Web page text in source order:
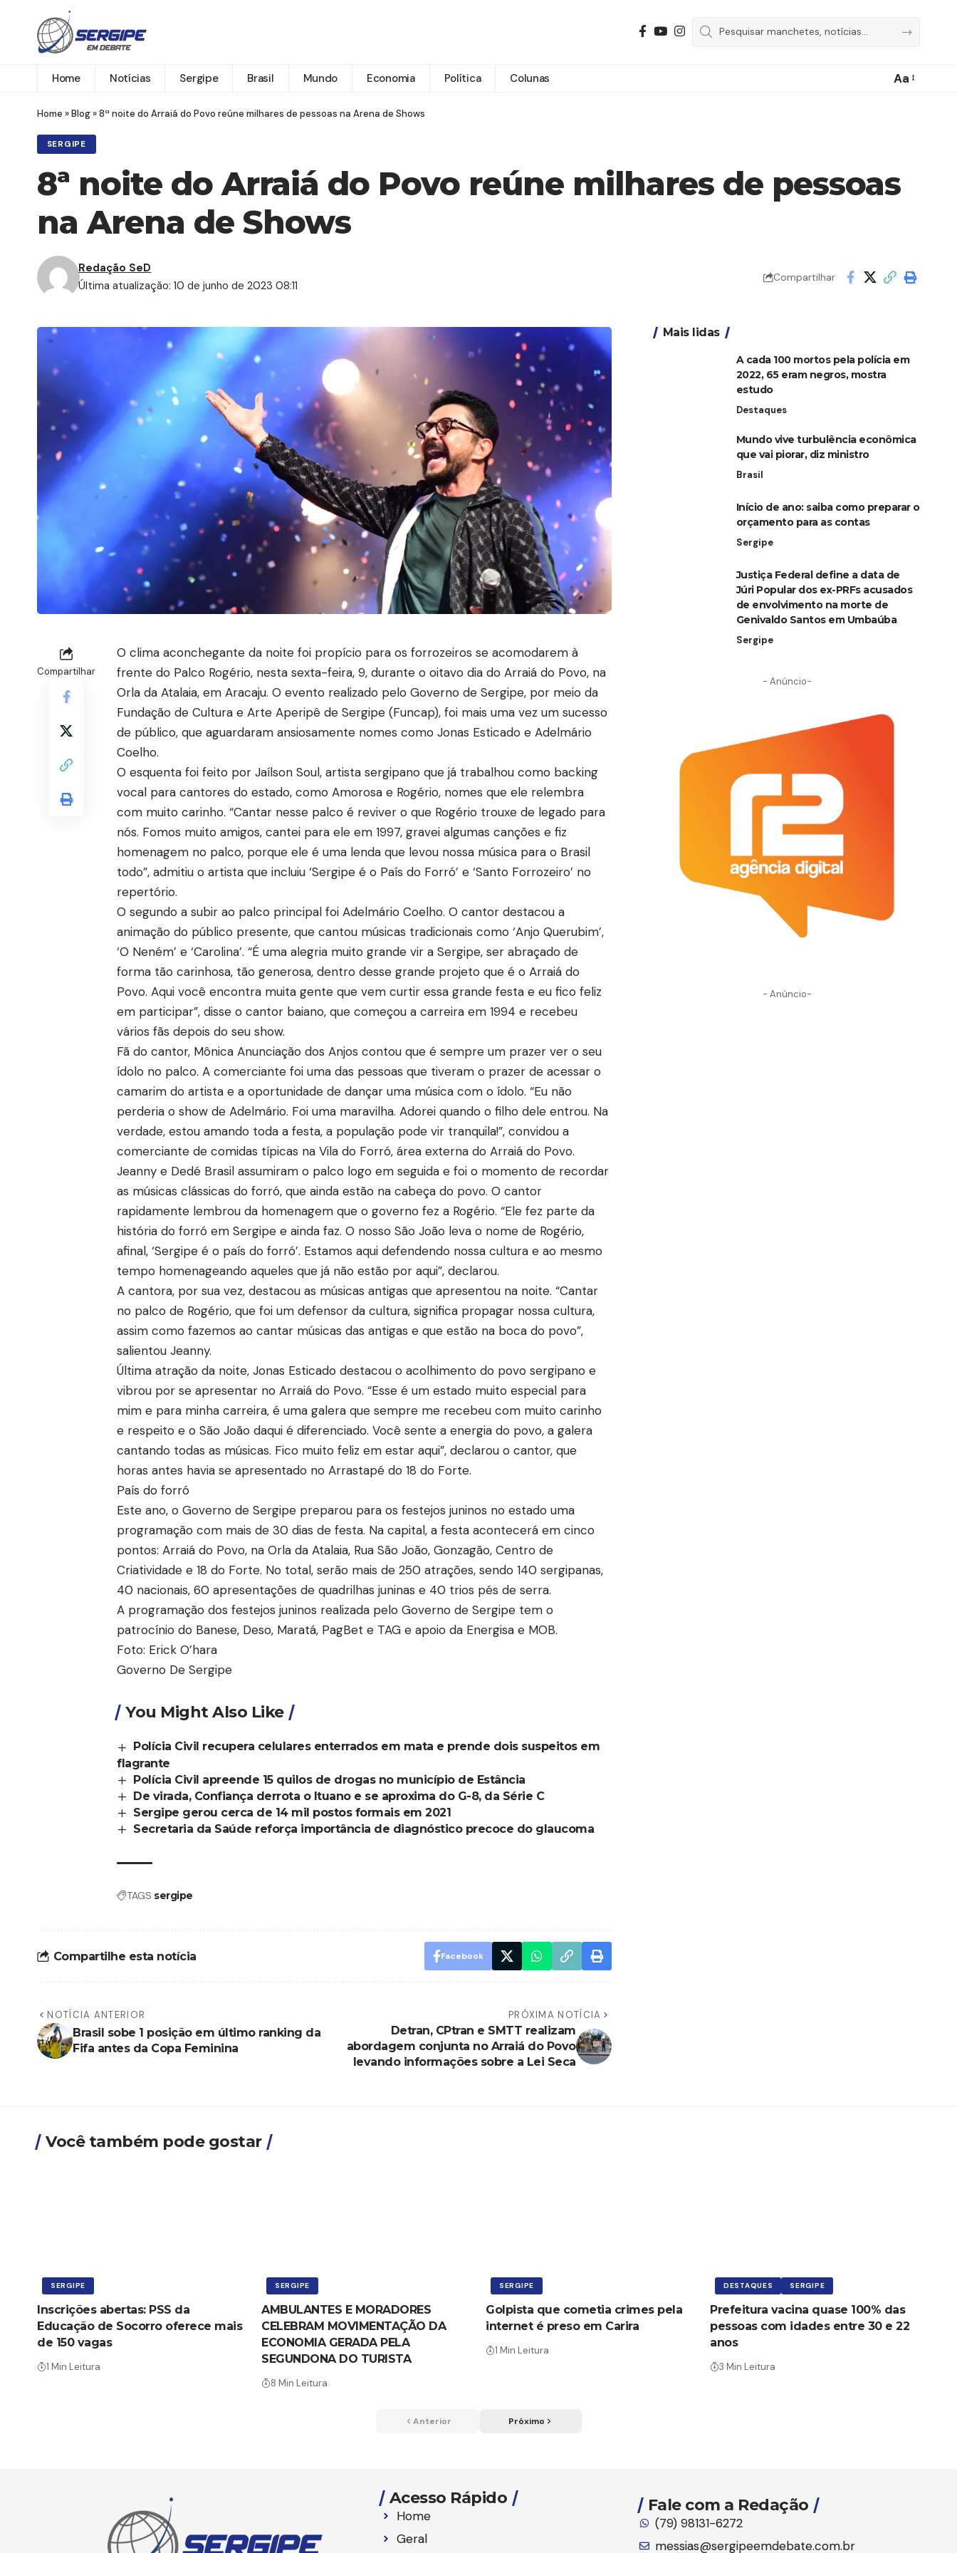
Home Notícias Sergipe Brasil Mundo Economia Política Colunas Aa
Home »Blog»8ª noite do Arraiá do Povo reúne milhares de pessoas na Arena de Shows
SERGIPE
8ª noite do Arraiá do Povo reúne milhares de pessoas
na Arena de Shows
Última atualização: 10 de junho de 2023 08:11
Redação SeD
Compartilhar
Compartilhar
O clima aconchegante da noite foi propício para os forrozeiros se acomodarem à
frente do Palco Rogério, nesta sexta-feira, 9, durante o oitavo dia do Arraiá do Povo, na
Orla da Atalaia, em Aracaju. O evento realizado pelo Governo de Sergipe, por meio da
Fundação de Cultura e Arte Aperipê de Sergipe (Funcap), foi mais uma vez um sucesso
de público, que aguardaram ansiosamente nomes como Jonas Esticado e Adelmário
Coelho.
O esquenta foi feito por Jaílson Soul, artista sergipano que já trabalhou como backing
vocal para cantores do estado, como Amorosa e Rogério, nomes que ele relembra
com muito carinho. “Cantar nesse palco é reviver o que Rogério trouxe de legado para
nós. Fomos muito amigos, cantei para ele em 1997, gravei algumas canções e fiz
homenagem no palco, porque ele é uma lenda que levou nossa música para o Brasil
todo”, admitiu o artista que incluiu ‘Sergipe é o País do Forró’ e ‘Santo Forrozeiro’ no
repertório.
O segundo a subir ao palco principal foi Adelmário Coelho. O cantor destacou a
animação do público presente, que cantou músicas tradicionais como ‘Anjo Querubim’,
‘O Neném’ e ‘Carolina’. “É uma alegria muito grande vir a Sergipe, ser abraçado de
forma tão carinhosa, tão generosa, dentro desse grande projeto que é o Arraiá do
Povo. Aqui você encontra muita gente que vem curtir essa grande festa e eu fico feliz
em participar”, disse o cantor baiano, que começou a carreira em 1994 e recebeu
vários fãs depois do seu show.
Fã do cantor, Mônica Anunciação dos Anjos contou que é sempre um prazer ver o seu
ídolo no palco. A comerciante foi uma das pessoas que tiveram o prazer de acessar o
camarim do artista e a oportunidade de dançar uma música com o ídolo. “Eu não
perderia o show de Adelmário. Foi uma maravilha. Adorei quando o filho dele entrou. Na
verdade, estou amando toda a festa, a população pode vir tranquila!”, convidou a
comerciante de comidas típicas na Vila do Forró, área externa do Arraiá do Povo.
Jeanny e Dedé Brasil assumiram o palco logo em seguida e foi o momento de recordar
as músicas clássicas do forró, que ainda estão na cabeça do povo. O cantor
rapidamente lembrou da homenagem que o governo fez a Rogério. “Ele fez parte da
história do forró em Sergipe e ainda faz. O nosso São João leva o nome de Rogério,
afinal, ‘Sergipe é o país do forró’. Estamos aqui defendendo nossa cultura e ao mesmo
tempo homenageando aqueles que já não estão por aqui”, declarou.
A cantora, por sua vez, destacou as músicas antigas que apresentou na noite. “Cantar
no palco de Rogério, que foi um defensor da cultura, significa propagar nossa cultura,
assim como fazemos ao cantar músicas das antigas e que estão na boca do povo”,
salientou Jeanny.
Última atração da noite, Jonas Esticado destacou o acolhimento do povo sergipano e
vibrou por se apresentar no Arraiá do Povo. “Esse é um estado muito especial para
mim e para minha carreira, é uma galera que sempre me recebeu com muito carinho
e respeito e o São João daqui é diferenciado. Você sente a energia do povo, a galera
cantando todas as músicas. Fico muito feliz em estar aqui”, declarou o cantor, que
horas antes havia se apresentado no Arrastapé do 18 do Forte.
País do forró
Este ano, o Governo de Sergipe preparou para os festejos juninos no estado uma
programação com mais de 30 dias de festa. Na capital, a festa acontecerá em cinco
pontos: Arraiá do Povo, na Orla da Atalaia, Rua São João, Gonzagão, Centro de
Criatividade e 18 do Forte. No total, serão mais de 250 atrações, sendo 140 sergipanas,
40 nacionais, 60 apresentações de quadrilhas juninas e 40 trios pés de serra.
A programação dos festejos juninos realizada pelo Governo de Sergipe tem o
patrocínio do Banese, Deso, Maratá, PagBet e TAG e apoio da Energisa e MOB.
Foto: Erick O’hara
Governo De Sergipe
You Might Also Like
Polícia Civil recupera celulares enterrados em mata e prende dois suspeitos em
flagrante
Polícia Civil apreende 15 quilos de drogas no município de Estância
De virada, Confiança derrota o Ituano e se aproxima do G-8, da Série C
Sergipe gerou cerca de 14 mil postos formais em 2021
Secretaria da Saúde reforça importância de diagnóstico precoce do glaucoma
TAGS sergipe
Compartilhe esta notícia Facebook
NOTÍCIA ANTERIOR
Brasil sobe 1 posição em último ranking da
Fifa antes da Copa Feminina
PRÓXIMA NOTÍCIA
Detran, CPtran e SMTT realizam
abordagem conjunta no Arraiá do Povo
levando informações sobre a Lei Seca
Mais lidas
A cada 100 mortos pela polícia em
2022, 65 eram negros, mostra
estudo
Destaques
Mundo vive turbulência econômica
que vai piorar, diz ministro
Brasil
Início de ano: saiba como preparar o
orçamento para as contas
Sergipe
Justiça Federal define a data de
Júri Popular dos ex-PRFs acusados
de envolvimento na morte de
Genivaldo Santos em Umbaúba
Sergipe
- Anúncio-
- Anúncio-
Você também pode gostar
SERGIPE
Inscrições abertas: PSS da
Educação de Socorro oferece mais
de 150 vagas
1 Min Leitura
SERGIPE
AMBULANTES E MORADORES
CELEBRAM MOVIMENTAÇÃO DA
ECONOMIA GERADA PELA
SEGUNDONA DO TURISTA
8 Min Leitura
SERGIPE
Golpista que cometia crimes pela
internet é preso em Carira
1 Min Leitura
DESTAQUES SERGIPE
Prefeitura vacina quase 100% das
pessoas com idades entre 30 e 22
anos
3 Min Leitura
Anterior Próximo
Acesso Rápido
Home
Geral
Fale com a Redação
(79) 98131-6272
messias@sergipeemdebate.com.br